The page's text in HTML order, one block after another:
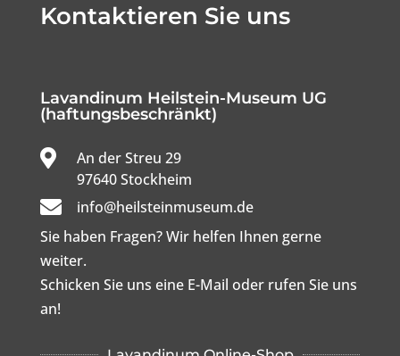
Kontaktieren Sie uns
Lavandinum Heilstein-Museum UG
(haftungsbeschränkt)
 An der Streu 29
97640 Stockheim

info@heilsteinmuseum.de
Sie haben Fragen? Wir helfen Ihnen gerne
weiter.
Schicken Sie uns eine E-Mail oder rufen Sie uns
an!